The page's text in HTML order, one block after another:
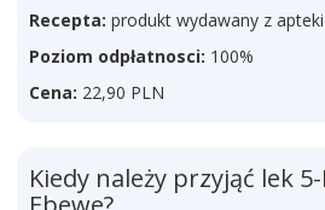
Recepta: produkt wydawany z
Poziom odpłatnosci: 100%
Cena: 22,90 PLN
Kiedy należy przyjąć lek